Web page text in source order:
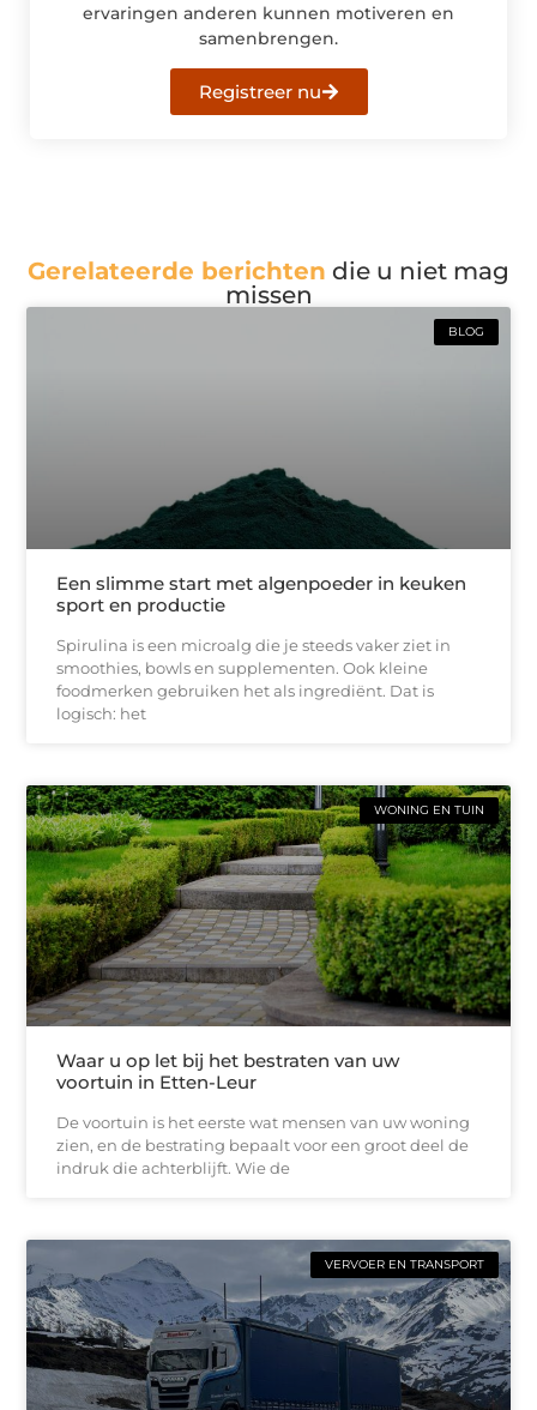
ervaringen anderen kunnen motiveren en
samenbrengen.
Registreer nu
Gerelateerde berichten die u niet mag
missen
BLOG
Een slimme start met algenpoeder in keuken
sport en productie
Spirulina is een microalg die je steeds vaker ziet in
smoothies, bowls en supplementen. Ook kleine
foodmerken gebruiken het als ingrediënt. Dat is
logisch: het
WONING EN TUIN
Waar u op let bij het bestraten van uw
voortuin in Etten-Leur
De voortuin is het eerste wat mensen van uw woning
zien, en de bestrating bepaalt voor een groot deel de
indruk die achterblijft. Wie de
VERVOER EN TRANSPORT